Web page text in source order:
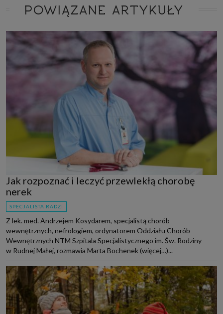
POWIĄZANE ARTYKUŁY
Jak rozpoznać i leczyć przewlekłą chorobę
nerek
SPECJALISTA RADZI
Z lek. med. Andrzejem Kosydarem, specjalistą chorób
wewnętrznych, nefrologiem, ordynatorem Oddziału Chorób
Wewnętrznych NTM Szpitala Specjalistycznego im. Św. Rodziny
w Rudnej Małej, rozmawia Marta Bochenek (więcej…)...